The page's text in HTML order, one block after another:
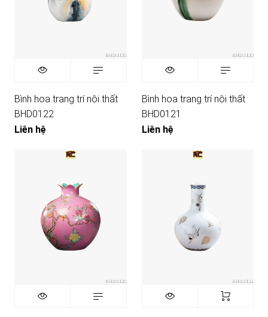
Bình hoa trang trí nội thất
BHD0122
Liên hệ
Bình hoa trang trí nội thất
BHD0121
Liên hệ